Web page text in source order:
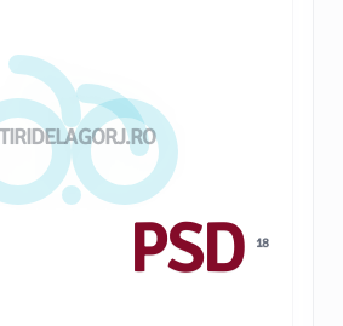
PSD 18